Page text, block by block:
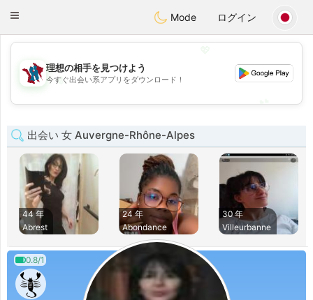
Taimerais
Toggle
Mode ログイン
💖
💕
理想の相手を見つけよう
今すぐ出会い系アプリをダウンロード！
出会い 女 Auvergne-Rhône-Alpes
44 年
Abrest
24 年
Abondance
30 年
Villeurbanne
0.8/1